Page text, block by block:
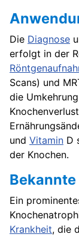
Die Diagnose
erfolgt in der
Scans) und
die
und Vitamin D
der Knochen.
Ein
Krankheit, die